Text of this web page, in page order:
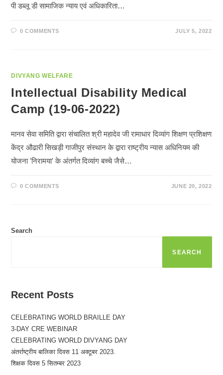
पी डब्लू डी सामाजिक न्याय एवं अधिकारिता…
0 COMMENTS JULY 5, 2022
DIVYANG WELFARE
Intellectual Disability Medical
Camp (19-06-2022)
मानव सेवा समिति द्वारा संचालित श्री महादेव जी रामाधार दिव्यांग शिक्षण प्रशिक्षण
केंद्र औढारी सिखड़ी गाजीपुर संस्थान के द्वारा राष्ट्रीय न्यास अधिनियम की
योजना 'निरामया' के अंतर्गत दिव्यांग बच्चे जैसे…
0 COMMENTS JUNE 20, 2022
Search
SEARCH
Recent Posts
CELEBRATING WORLD BRAILLE DAY
3-DAY CRE WEBINAR
CELEBRATING WORLD DIVYANG DAY
अंतर्राष्ट्रीय बालिका दिवस 11 अक्टूबर 2023.
शिक्षक दिवस 5 सितम्बर 2023